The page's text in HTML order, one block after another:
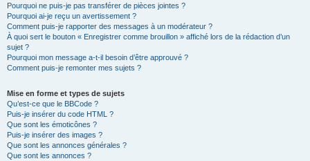
Pourquoi ne puis-je pas transférer de pièces jointes ?
Pourquoi ai-je reçu un avertissement ?
Comment puis-je rapporter des messages à un modérateur ?
À quoi sert le bouton « Enregistrer comme brouillon » affiché lors de la rédaction d’un
sujet ?
Pourquoi mon message a-t-il besoin d’être approuvé ?
Comment puis-je remonter mes sujets ?
Mise en forme et types de sujets
Qu’est-ce que le BBCode ?
Puis-je insérer du code HTML ?
Que sont les émoticônes ?
Puis-je insérer des images ?
Que sont les annonces générales ?
Que sont les annonces ?